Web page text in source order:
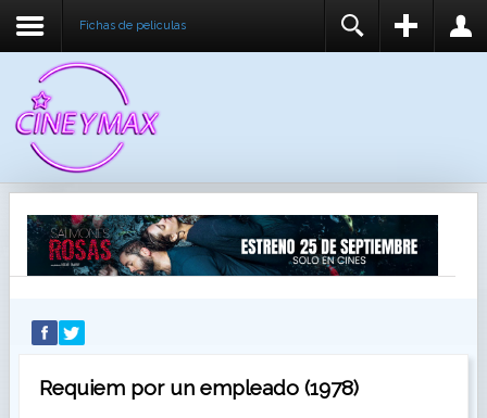
Fichas de peliculas
RECUÉRDEME
IDENTIFICARSE
REGISTER
Requiem por un empleado (1978)